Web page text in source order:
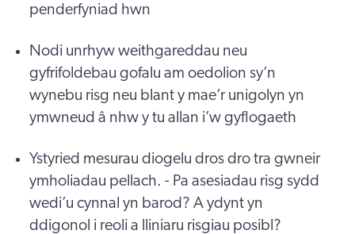
penderfyniad hwn
Nodi unrhyw weithgareddau neu
gyfrifoldebau gofalu am oedolion sy’n
wynebu risg neu blant y mae’r unigolyn yn
ymwneud â nhw y tu allan i’w gyflogaeth
Ystyried mesurau diogelu dros dro tra gwneir
ymholiadau pellach. - Pa asesiadau risg sydd
wedi’u cynnal yn barod? A ydynt yn
ddigonol i reoli a lliniaru risgiau posibl?